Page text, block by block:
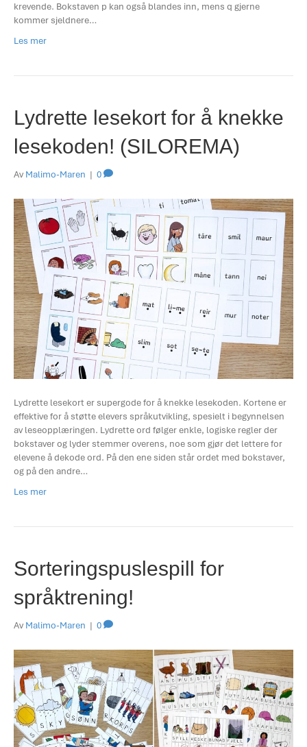
krevende. Bokstaven p kan også blandes inn, mens q gjerne
kommer sjeldnere…
Les mer
Lydrette lesekort for å knekke
lesekoden! (SILOREMA)
Av Malimo-Maren | 0
Lydrette lesekort er supergode for å knekke lesekoden. Kortene er
effektive for å støtte elevers språkutvikling, spesielt i begynnelsen
av leseopplæringen. Lydrette ord følger enkle, logiske regler der
bokstaver og lyder stemmer overens, noe som gjør det lettere for
elevene å dekode ord. På den ene siden står ordet med bokstaver,
og på den andre…
Les mer
Sorteringspuslespill for
språktrening!
Av Malimo-Maren | 0